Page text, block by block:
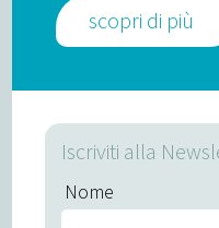
scopri di più
Iscriviti alla
Nome